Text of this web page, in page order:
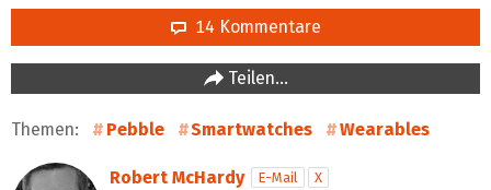
14 Kommentare
Teilen…
Themen: Pebble Smartwatches Wearables
Robert McHardy E-Mail
X